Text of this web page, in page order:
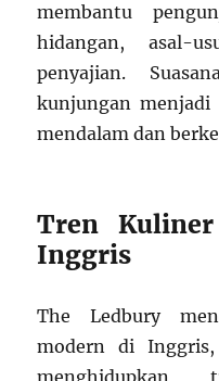
membantu
hidangan, asal-
penyajian.
kunjungan menjadi
mendalam dan
Tren
Inggris
The Ledbury
modern di